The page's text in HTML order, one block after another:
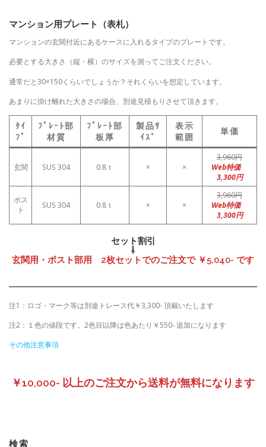
マンション用プレート（表札）
マンションの玄関付近にあるケースに入れるタイプのプレートです。
必要とする大きさ（縦・横）のサイズを測ってご注文ください。
通常だと30×150くらいでしょうか？それくらいを想定しています。
あまりに掛け離れた大きさの場合、別途見積もりさせて頂きます。
ﾀｲ
ﾌﾟ
ﾌﾟﾚｰﾄ部
材質
ﾌﾟﾚｰﾄ部
板厚
製品ｻ
ｲｽﾞ
表示
範囲
単価
玄関 SUS 304 0.8ｔ × ×
3,960円
Web特価
3,300円
ポス
ト
SUS 304 0.8ｔ × ×
3,960円
Web特価
3,300円
セット割引
⇩
玄関用・ポスト部用 2枚セットでのご注文で ￥5,040- です
注1：ロゴ・マーク等は別途トレース代￥3,300- 頂戴いたします
注2：１色の値段です。2色目以降は色あたり￥550- 追加になります
その他注意事項
￥10,000- 以上のご注文から送料が無料になります
検索